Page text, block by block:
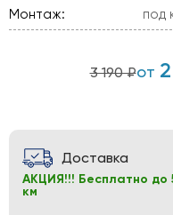
Монтаж: под
3 190 ₽от
Доставка
АКЦИЯ!!! Бесплатно до
км